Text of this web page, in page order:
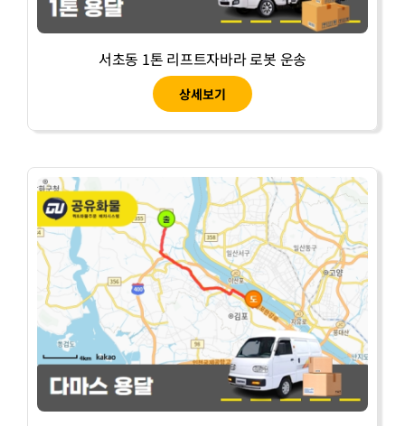
서초동 1톤 리프트자바라 로봇 운송
상세보기